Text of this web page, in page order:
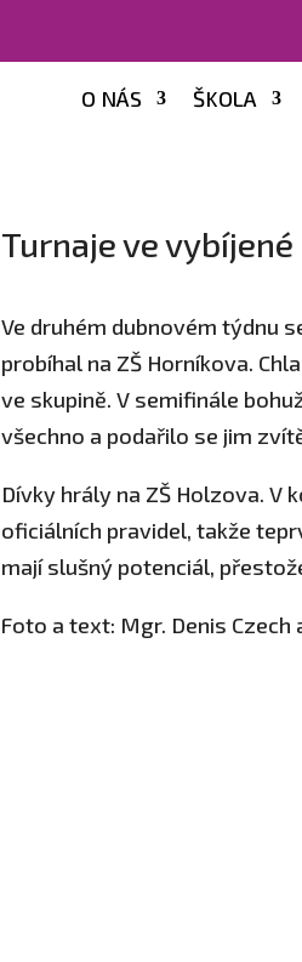
O NÁS ŠKOLA
Turnaje ve vybíjené
Ve druhém dubnovém týdnu
probíhal na ZŠ Horníkova.
ve skupině. V semifinále
všechno a podařilo se jim
Dívky hrály na ZŠ Holzova. V
oficiálních pravidel, takže
mají slušný potenciál,
Foto a text: Mgr. Denis Czech